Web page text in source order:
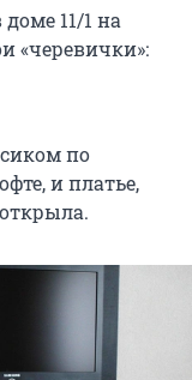
11/1 на
«черевички»:
по
и платье,